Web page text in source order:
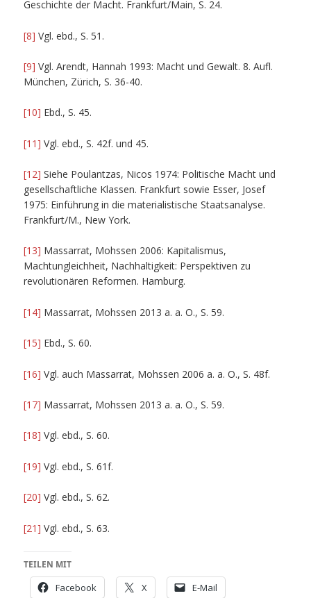
Geschichte der Macht. Frankfurt/Main, S. 24.
[8] Vgl. ebd., S. 51.
[9] Vgl. Arendt, Hannah 1993: Macht und Gewalt. 8. Aufl.
München, Zürich, S. 36-40.
[10] Ebd., S. 45.
[11] Vgl. ebd., S. 42f. und 45.
[12] Siehe Poulantzas, Nicos 1974: Politische Macht und
gesellschaftliche Klassen. Frankfurt sowie Esser, Josef
1975: Einführung in die materialistische Staatsanalyse.
Frankfurt/M., New York.
[13] Massarrat, Mohssen 2006: Kapitalismus,
Machtungleichheit, Nachhaltigkeit: Perspektiven zu
revolutionären Reformen. Hamburg.
[14] Massarrat, Mohssen 2013 a. a. O., S. 59.
[15] Ebd., S. 60.
[16] Vgl. auch Massarrat, Mohssen 2006 a. a. O., S. 48f.
[17] Massarrat, Mohssen 2013 a. a. O., S. 59.
[18] Vgl. ebd., S. 60.
[19] Vgl. ebd., S. 61f.
[20] Vgl. ebd., S. 62.
[21] Vgl. ebd., S. 63.
TEILEN MIT
Facebook X E-Mail